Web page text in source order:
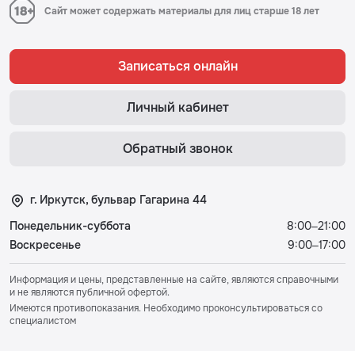
Сайт может содержать материалы для лиц старше 18 лет
Записаться онлайн
Личный кабинет
Обратный звонок
г. Иркутск, бульвар Гагарина 44
Понедельник-суббота
8:00–21:00
Воскресенье
9:00–17:00
Информация и цены, представленные на сайте, являются справочными
и не являются публичной офертой.
Имеются противопоказания. Необходимо проконсультироваться со
специалистом